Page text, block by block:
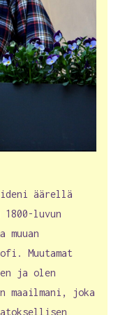
äärellä
luvun
muuan
Muutamat
ja olen
maailmani, joka